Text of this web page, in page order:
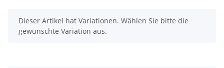
x
Dieser Artikel hat Variationen. Wählen Sie bitte die
gewünschte Variation aus.